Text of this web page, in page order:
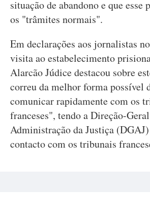
situação de abandono e que esse
os "trâmites normais".
Em declarações aos jornalistas
visita ao estabelecimento
Alarcão Júdice destacou sobre
correu da melhor forma possível
comunicar rapidamente com os
franceses", tendo a Direção-
Administração da Justiça
contacto com os tribunais